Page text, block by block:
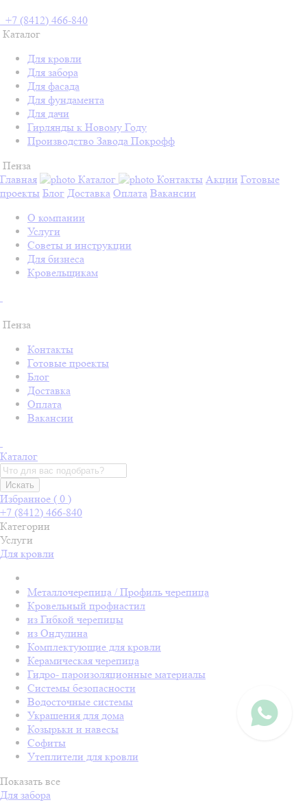
+7 (8412) 466-840
Каталог
Для кровли
Для забора
Для фасада
Для фундамента
Для дачи
Гирлянды к Новому Году
Производство Завода Покрофф
Пенза
Главная
Каталог Контакты Акции Готовые
проекты Блог Доставка Оплата Вакансии
О компании
Услуги
Советы и инструкции
Для бизнеса
Кровельщикам
Пенза
Контакты
Готовые проекты
Блог
Доставка
Оплата
Вакансии
Каталог
Искать
Избранное ( 0 )
+7 (8412) 466-840
Категории
Услуги
Для кровли
Металлочерепица / Профиль черепица
Кровельный профнастил
из Гибкой черепицы
из Ондулина
Комплектующие для кровли
Керамическая черепица
Гидро- пароизоляционные материалы
Системы безопасности
Водосточные системы
Украшения для дома
Козырьки и навесы
Софиты
Утеплители для кровли
Показать все
Для забора